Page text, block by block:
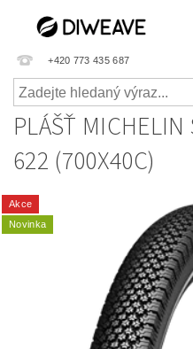
+420 773 435 687
PLÁŠŤ MICHELIN
622 (700X40C)
Akce
Novinka